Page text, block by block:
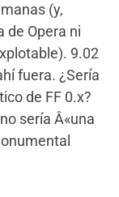
(y,
de Opera ni
9.02
fuera. ¿Sería
de FF 0.x?
sería Â«una